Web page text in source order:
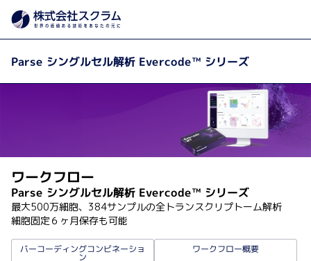
ワークフロー
Parse シングルセル解析 Evercode™ シリーズ
最大500万細胞、384サンプルの全トランスクリプトーム解析
バーコーディングコンビネーショ
ン
ワークフロー概要
Parse シングルセル解析 Evercode™ シリーズ